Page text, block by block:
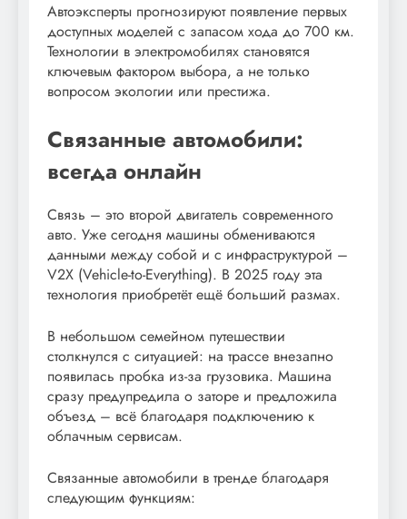
Автоэксперты прогнозируют появление первых
доступных моделей с запасом хода до 700 км.
Технологии в электромобилях становятся
ключевым фактором выбора, а не только
вопросом экологии или престижа.
Связанные автомобили:
всегда онлайн
Связь – это второй двигатель современного
авто. Уже сегодня машины обмениваются
данными между собой и с инфраструктурой –
V2X (Vehicle-to-Everything). В 2025 году эта
технология приобретёт ещё больший размах.
В небольшом семейном путешествии
столкнулся с ситуацией: на трассе внезапно
появилась пробка из-за грузовика. Машина
сразу предупредила о заторе и предложила
объезд – всё благодаря подключению к
облачным сервисам.
Связанные автомобили в тренде благодаря
следующим функциям: